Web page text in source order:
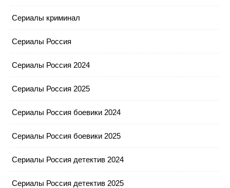
Сериалы криминал
Сериалы Россия
Сериалы Россия 2024
Сериалы Россия 2025
Сериалы Россия боевики 2024
Сериалы Россия боевики 2025
Сериалы Россия детектив 2024
Сериалы Россия детектив 2025